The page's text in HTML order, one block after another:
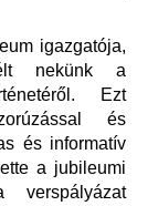
igazgatója,
nekünk a
Ezt
és
és informatív
a jubileumi
verspályázat